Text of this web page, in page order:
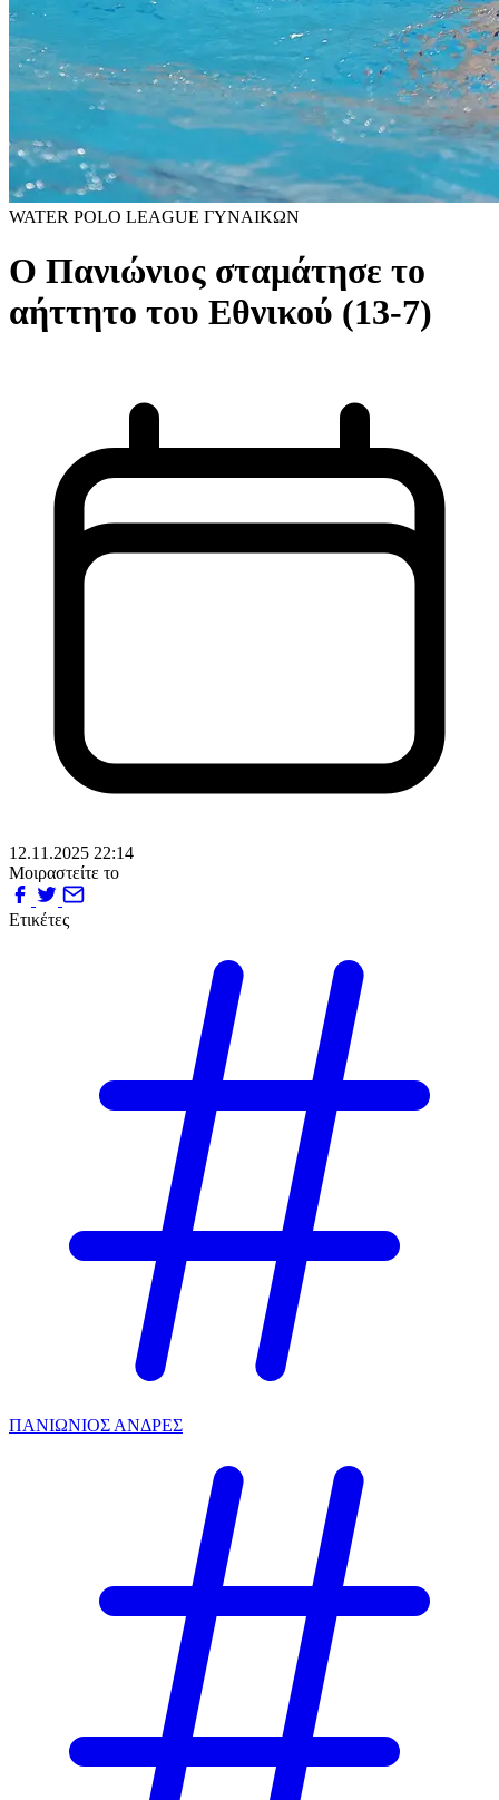
WATER POLO LEAGUE ΓΥΝΑΙΚΩΝ
Ο Πανιώνιος σταμάτησε το
αήττητο του Εθνικού (13-7)
12.11.2025 22:14
Μοιραστείτε το
Ετικέτες
ΠΑΝΙΩΝΙΟΣ ΑΝΔΡΕΣ